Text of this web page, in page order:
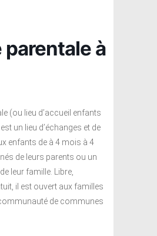
parentale à
(ou lieu d’accueil enfants
un lieu d’échanges et de
enfants de à 4 mois à 4
de leurs parents ou un
leur famille. Libre,
il est ouvert aux familles
de communes